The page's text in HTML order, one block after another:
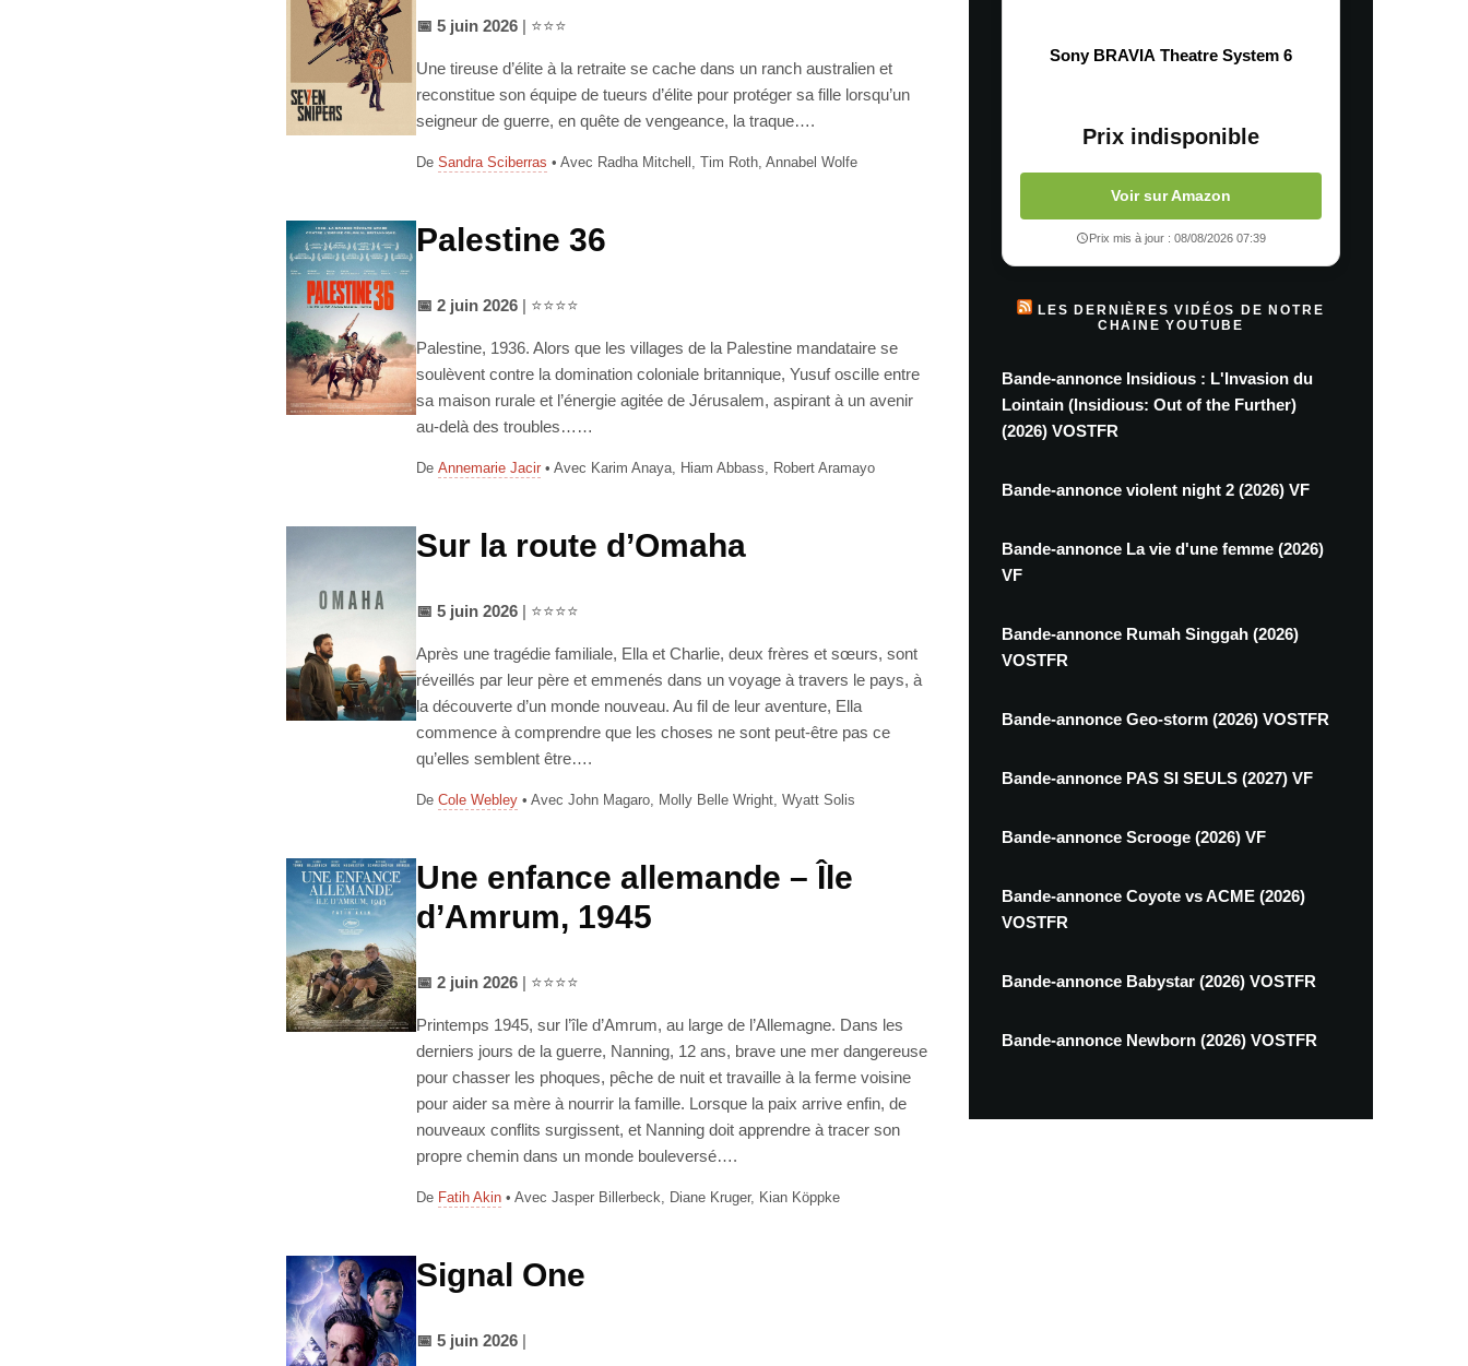
📅 5 juin 2026 | ⭐⭐⭐
Une tireuse d’élite à la retraite se cache dans un ranch australien et
reconstitue son équipe de tueurs d’élite pour protéger sa fille lorsqu’un
seigneur de guerre, en quête de vengeance, la traque….
De Sandra Sciberras • Avec Radha Mitchell, Tim Roth, Annabel Wolfe
Palestine 36
📅 2 juin 2026 | ⭐⭐⭐⭐
Palestine, 1936. Alors que les villages de la Palestine mandataire se
soulèvent contre la domination coloniale britannique, Yusuf oscille entre
sa maison rurale et l’énergie agitée de Jérusalem, aspirant à un avenir
au-delà des troubles……
De Annemarie Jacir • Avec Karim Anaya, Hiam Abbass, Robert Aramayo
Sur la route d’Omaha
📅 5 juin 2026 | ⭐⭐⭐⭐
Après une tragédie familiale, Ella et Charlie, deux frères et sœurs, sont
réveillés par leur père et emmenés dans un voyage à travers le pays, à
la découverte d’un monde nouveau. Au fil de leur aventure, Ella
commence à comprendre que les choses ne sont peut-être pas ce
qu’elles semblent être….
De Cole Webley • Avec John Magaro, Molly Belle Wright, Wyatt Solis
Une enfance allemande – Île
d’Amrum, 1945
📅 2 juin 2026 | ⭐⭐⭐⭐
Printemps 1945, sur l’île d’Amrum, au large de l’Allemagne. Dans les
derniers jours de la guerre, Nanning, 12 ans, brave une mer dangereuse
pour chasser les phoques, pêche de nuit et travaille à la ferme voisine
pour aider sa mère à nourrir la famille. Lorsque la paix arrive enfin, de
nouveaux conflits surgissent, et Nanning doit apprendre à tracer son
propre chemin dans un monde bouleversé….
De Fatih Akin • Avec Jasper Billerbeck, Diane Kruger, Kian Köppke
Signal One
📅 5 juin 2026 |
Sony BRAVIA Theatre System 6
Prix indisponible
Voir sur Amazon
Prix mis à jour : 08/08/2026 07:39
LES DERNIÈRES VIDÉOS DE NOTRE
CHAINE YOUTUBE
Bande-annonce Insidious : L'Invasion du
Lointain (Insidious: Out of the Further)
(2026) VOSTFR
Bande-annonce violent night 2 (2026) VF
Bande-annonce La vie d'une femme (2026)
VF
Bande-annonce Rumah Singgah (2026)
VOSTFR
Bande-annonce Geo-storm (2026) VOSTFR
Bande-annonce PAS SI SEULS (2027) VF
Bande-annonce Scrooge (2026) VF
Bande-annonce Coyote vs ACME (2026)
VOSTFR
Bande-annonce Babystar (2026) VOSTFR
Bande-annonce Newborn (2026) VOSTFR